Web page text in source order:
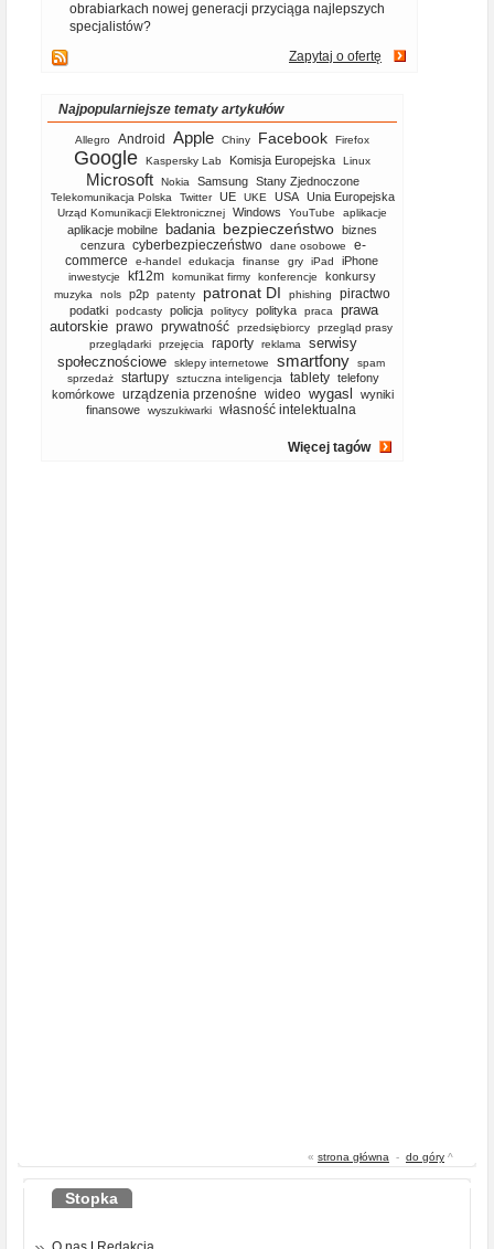
obrabiarkach nowej generacji przyciąga najlepszych
specjalistów?
Zapytaj o ofertę
Najpopularniejsze tematy artykułów
Allegro Android Apple Chiny Facebook Firefox
Google Kaspersky Lab Komisja Europejska Linux
Microsoft Nokia Samsung Stany Zjednoczone
Telekomunikacja Polska Twitter UE UKE USA Unia Europejska
Urząd Komunikacji Elektronicznej Windows YouTube aplikacje
aplikacje mobilne badania bezpieczeństwo biznes
cenzura cyberbezpieczeństwo dane osobowe
e-
commerce
e-handel edukacja finanse gry iPad iPhone
inwestycje kf12m komunikat firmy konferencje konkursy
muzyka nols p2p patenty patronat DI phishing piractwo
podatki podcasty policja politycy polityka praca
prawa
autorskie prawo prywatność przedsiębiorcy
przegląd prasy
przeglądarki
przejęcia raporty reklama
serwisy
społecznościowe
sklepy internetowe smartfony
spam
sprzedaż
startupy sztuczna inteligencja tablety telefony
komórkowe
urządzenia przenośne wideo wygasl
wyniki
finansowe
wyszukiwarki własność intelektualna
Więcej tagów
« strona główna - do góry ^
Stopka